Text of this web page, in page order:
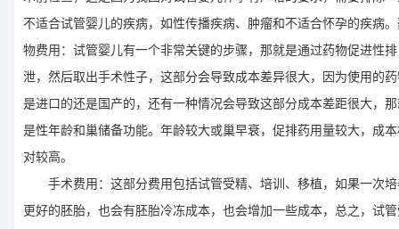
不适合试管婴儿的疾病，如性传播疾病、肿瘤和不适合怀孕的疾病
物费用：试管婴儿有一个非常关键的步骤，那就是通过药物促进性排
泄，然后取出手术性子，这部分会导致成本差异很大，因为使用的
是进口的还是国产的，还有一种情况会导致这部分成本差距很大，
是性年龄和巢储备功能。年龄较大或巢早衰，促排药用量较大，成
对较高。
手术费用：这部分费用包括试管受精、培训、移植，如果一次培
更好的胚胎，也会有胚胎冷冻成本，也会增加一些成本，总之，试